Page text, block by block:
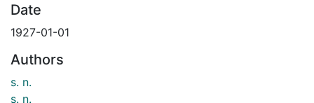
Date
1927-01-01
Authors
s. n.
s. n.